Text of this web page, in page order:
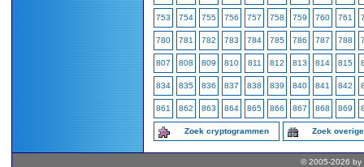
753 754 755 756 757 758 759 760 761
780 781 782 783 784 785 786 787 788
807 808 809 810 811 812 813 814 815
834 835 836 837 838 839 840 841 842
861 862 863 864 865 866 867 868 869
Zoek cryptogrammen Zoek
© 2005-2026 by